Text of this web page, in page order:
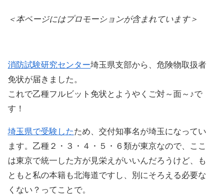
＜本ページにはプロモーションが含まれています＞
消防試験研究センター埼玉県支部から、危険物取扱者
免状が届きました。
これで乙種フルビット免状とようやくご対～面～♪で
す！
埼玉県で受験したため、交付知事名が埼玉になってい
ます。乙種２・３・４・５・６類が東京なので、ここ
は東京で統一した方が見栄えがいいんだろうけど、も
ともと私の本籍も北海道ですし、別にそろえる必要な
くない？ってことで。